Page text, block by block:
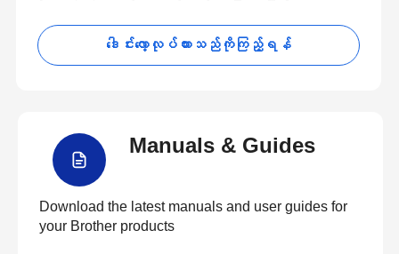
ဒေါင်းလော့လုပ်ထားသည်ကိုကြည့်ရန်
Manuals & Guides
Download the latest manuals and user guides for
your Brother products